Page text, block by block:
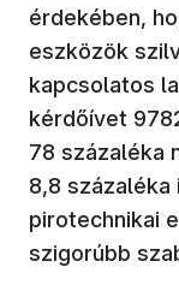
érdekében,
eszközök
kapcsolatos
kérdőívet
78 százaléka
8,8 százaléka
pirotechnikai
szigorúbb